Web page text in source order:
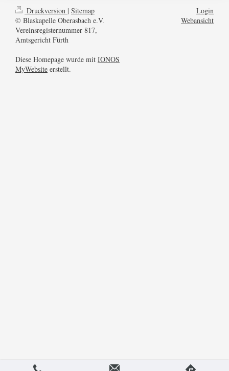
Druckversion | Sitemap
© Blaskapelle Oberasbach e.V.
Vereinsregisternummer 817,
Amtsgericht Fürth
Diese Homepage wurde mit IONOS
MyWebsite erstellt.
Login
Webansicht